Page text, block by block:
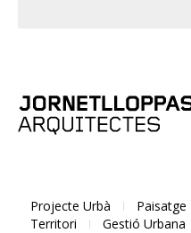
Projecte Urbà Paisatge
Territori
Gestió Urbana